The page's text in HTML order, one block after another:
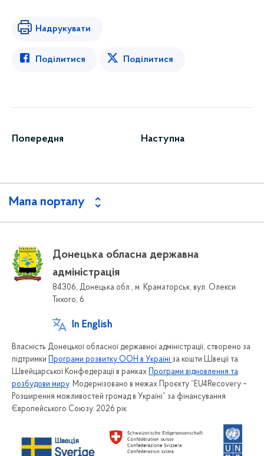
Надрукувати
Поділитися Поділитися
Попередня Наступна
Мапа порталу
Донецька обласна державна
адміністрація
84306, Донецька обл., м. Краматорськ, вул. Олекси
Тихого, 6
In English
Власність Донецької обласної державної адміністрації, створено за
підтримки Програми розвитку ООН в Україні за кошти Швеції та
Швейцарської Конфедерації в рамках Програми відновлення та
розбудови миру. Модернізовано в межах Проєкту “EU4Recovery –
Розширення можливостей громад в Україні” за фінансування
Європейського Союзу. 2026 рік